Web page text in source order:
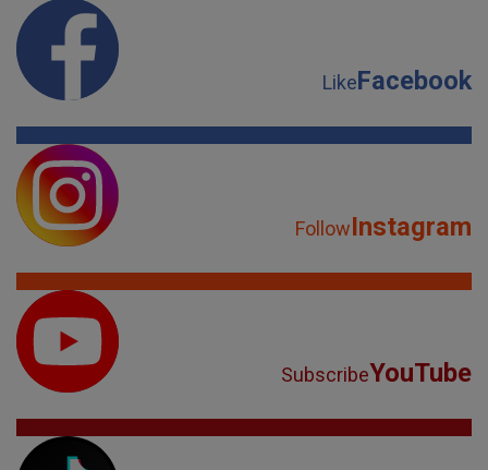
LikeFacebook
FollowInstagram
SubscribeYouTube